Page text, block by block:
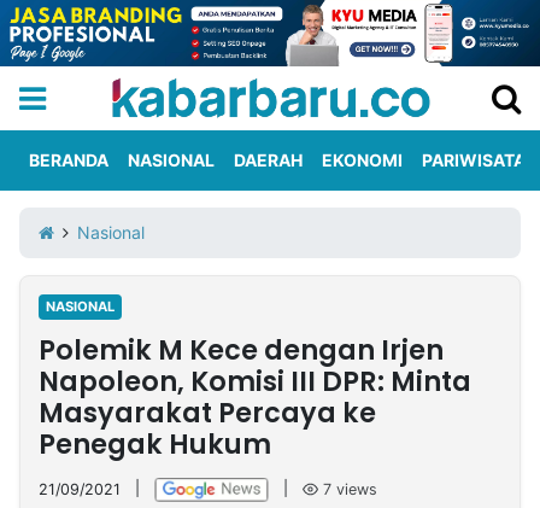
Iklan
Berita
Kami
Nasional
International
Olahraga
Entertainment
Daerah
Pariwisata
Kuliner
Kolom
Network
PT
BERANDA NASIONAL DAERAH EKONOMI PARIWISATA
Nasional
NASIONAL
Polemik M Kece dengan Irjen
Napoleon, Komisi III DPR: Minta
Masyarakat Percaya ke
Penegak Hukum
21/09/2021 7 views